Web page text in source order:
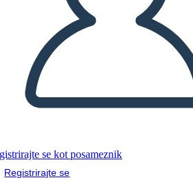
se kot posameznik
Registrirajte se